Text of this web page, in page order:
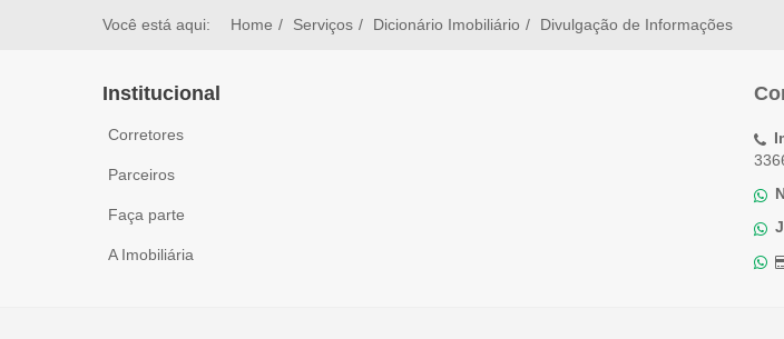
Você está aqui: Home Serviços Dicionário Imobiliário Divulgação de Informações
Institucional
Corretores
Parceiros
Faça parte
A Imobiliária